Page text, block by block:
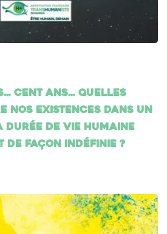
cent ans… Quelles
nos existences dans un
durée de vie humaine
de façon indéfinie ?